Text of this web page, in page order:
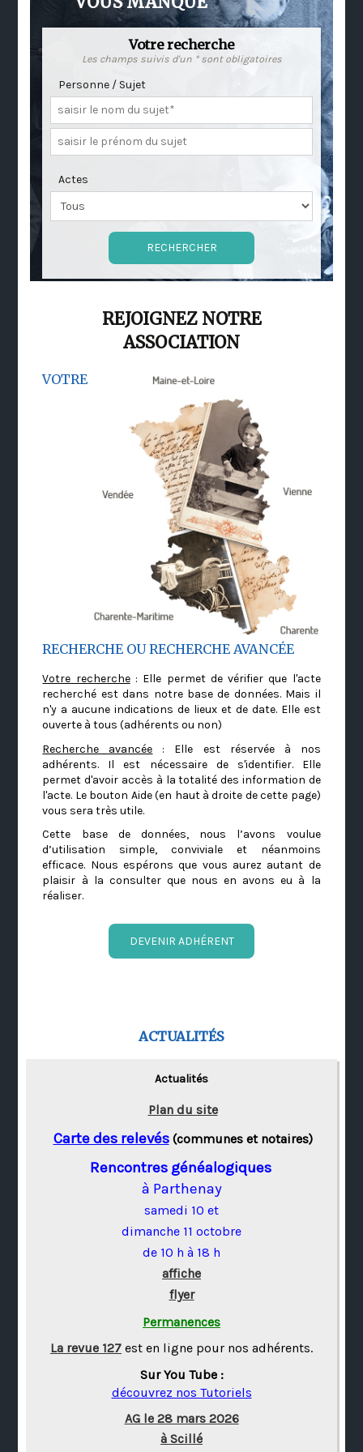
Votre recherche
Les champs suivis d'un * sont obligatoires
Personne / Sujet
Actes
REJOIGNEZ NOTRE
ASSOCIATION
VOTRE
RECHERCHE OU RECHERCHE AVANCÉE
Votre recherche: Elle permet de vérifier que l'acte
recherché est dans notre base de données. Mais il
n'y a aucune indications de lieux et de date. Elle est
ouverte à tous (adhérents ou non)
Recherche avancée : Elle est réservée à nos
adhérents. Il est nécessaire de s'identifier. Elle
permet d'avoir accès à la totalité des information de
l'acte. Le bouton Aide (en haut à droite de cette page)
vous sera très utile.
Cette base de données, nous l’avons voulue
d’utilisation simple, conviviale et néanmoins
efficace. Nous espérons que vous aurez autant de
plaisir à la consulter que nous en avons eu à la
réaliser.
DEVENIR ADHÉRENT
ACTUALITÉS
Actualités
Plan du site
Carte des relevés(communes et notaires)
Rencontres généalogiques
à Parthenay
samedi 10 et
dimanche 11 octobre
de 10 h à 18 h
affiche
flyer
Permanences
La revue 127 est en ligne pour nos adhérents.
Sur You Tube :
découvrez nos Tutoriels
AG le 28 mars 2026
à Scillé